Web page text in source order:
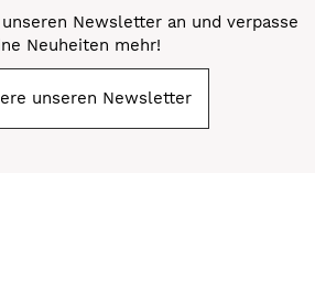
Newsletter an und verpasse
Neuheiten mehr!
unseren Newsletter